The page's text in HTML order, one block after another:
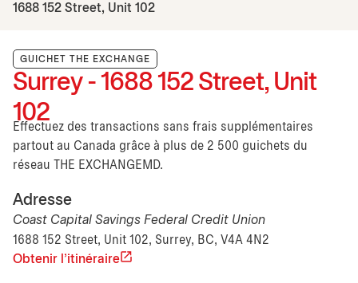
1688 152 Street, Unit 102
GUICHET THE EXCHANGE
Surrey - 1688 152 Street, Unit
102
Effectuez des transactions sans frais supplémentaires
partout au Canada grâce à plus de 2 500 guichets du
réseau THE EXCHANGEMD.
Adresse
Coast Capital Savings Federal Credit Union
1688 152 Street, Unit 102, Surrey, BC, V4A 4N2
Obtenir l'itinéraire